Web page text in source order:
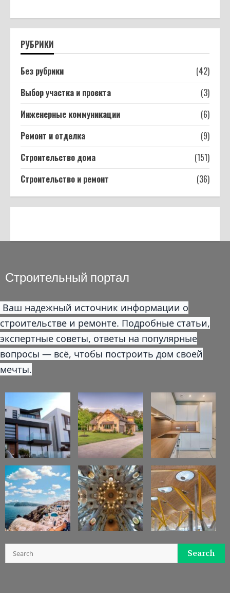
РУБРИКИ
Без рубрики
(42)
Выбор участка и проекта
(3)
Инженерные коммуникации
(6)
Ремонт и отделка
(9)
Строительство дома
(151)
Строительство и ремонт
(36)
Строительный портал
Ваш надежный источник информации о
строительстве и ремонте. Подробные статьи,
экспертные советы, ответы на популярные
вопросы — всё, чтобы построить дом своей
мечты.
Search